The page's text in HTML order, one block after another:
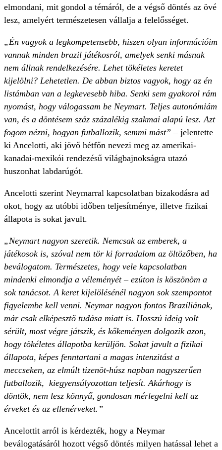
elmondani, mit gondol a témáról, de a végső döntés az övé
lesz, amelyért természetesen vállalja a felelősséget.
„Én vagyok a legkompetensebb, hiszen olyan információim
vannak minden brazil játékosról, amelyek senki másnak
nem állnak rendelkezésére. Lehet tökéletes keretet
kijelölni? Lehetetlen. De abban biztos vagyok, hogy az én
listámban van a legkevesebb hiba. Senki sem gyakorol rám
nyomást, hogy válogassam be Neymart. Teljes autonómiám
van, és a döntésem száz százalékig szakmai alapú lesz. Azt
fogom nézni, hogyan futballozik, semmi mást”– jelentette
ki Ancelotti, aki jövő hétfőn nevezi meg az amerikai-
kanadai-mexikói rendezésű világbajnokságra utazó
huszonhat labdarúgót.
Ancelotti szerint Neymarral kapcsolatban bizakodásra ad
okot, hogy az utóbbi időben teljesítménye, illetve fizikai
állapota is sokat javult.
„Neymart nagyon szeretik. Nemcsak az emberek, a
játékosok is, szóval nem tör ki forradalom az öltözőben, ha
beválogatom. Természetes, hogy vele kapcsolatban
mindenki elmondja a véleményét – ezúton is köszönöm a
sok tanácsot. A keret kijelölésénél nagyon sok szempontot
figyelembe kell venni. Neymar nagyon fontos Brazíliának,
már csak elképesztő tudása miatt is. Hosszú ideig volt
sérült, most végre játszik, és kőkeményen dolgozik azon,
hogy tökéletes állapotba kerüljön. Sokat javult a fizikai
állapota, képes fenntartani a magas intenzitást a
meccseken, az elmúlt tizenöt-húsz napban nagyszerűen
futballozik, kiegyensúlyozottan teljesít. Akárhogy is
döntök, nem lesz könnyű, gondosan mérlegelni kell az
érveket és az ellenérveket.”
Ancelottit arról is kérdezték, hogy a Neymar
beválogatásáról hozott végső döntés milyen hatással lehet a